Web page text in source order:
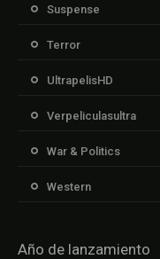
Suspense
Terror
UltrapelisHD
Verpeliculasultra
War & Politics
Western
Año de lanzamiento